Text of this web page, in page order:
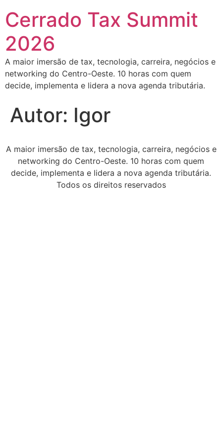
Cerrado Tax Summit
2026
A maior imersão de tax, tecnologia, carreira, negócios e
networking do Centro-Oeste. 10 horas com quem
decide, implementa e lidera a nova agenda tributária.
Autor: Igor
A maior imersão de tax, tecnologia, carreira, negócios e
networking do Centro-Oeste. 10 horas com quem
decide, implementa e lidera a nova agenda tributária.
Todos os direitos reservados